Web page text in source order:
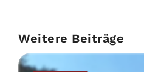
Weitere Beiträge